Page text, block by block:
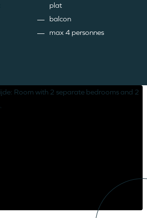
plat
balcon
max 4 personnes